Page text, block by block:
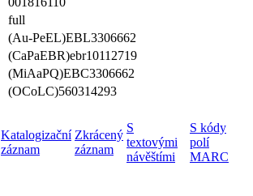
full
(Au-PeEL)EBL3306662
(CaPaEBR)ebr10112719
(MiAaPQ)EBC3306662
(OCoLC)560314293
Katalogizační
záznam
Zkrácený
záznam
S
textovými
návěštími
S kódy
polí
MARC